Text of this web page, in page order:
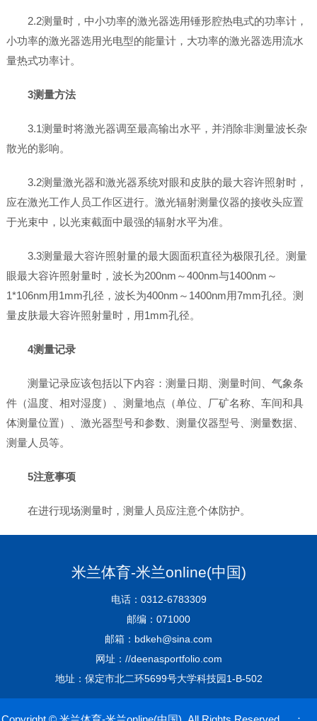
2.2测量时，中小功率的激光器选用锤形腔热电式的功率计，
小功率的激光器选用光电型的能量计，大功率的激光器选用流水
量热式功率计。
3测量方法
3.1测量时将激光器调至最高输出水平，并消除非测量波长杂
散光的影响。
3.2测量激光器和激光器系统对眼和皮肤的最大容许照射时，
应在激光工作人员工作区进行。激光辐射测量仪器的接收头应置
于光束中，以光束截面中最强的辐射水平为准。
3.3测量最大容许照射量的最大圆面积直径为极限孔径。测量
眼最大容许照射量时，波长为200nm～400nm与1400nm～
1*106nm用1mm孔径，波长为400nm～1400nm用7mm孔径。测
量皮肤最大容许照射量时，用1mm孔径。
4测量记录
测量记录应该包括以下内容：测量日期、测量时间、气象条
件（温度、相对湿度）、测量地点（单位、厂矿名称、车间和具
体测量位置）、激光器型号和参数、测量仪器型号、测量数据、
测量人员等。
5注意事项
在进行现场测量时，测量人员应注意个体防护。
米兰体育-米兰online(中国)
电话：0312-6783309
邮编：071000
邮箱：bdkeh@sina.com
网址：//deenasportfolio.com
地址：保定市北二环5699号大学科技园1-B-502